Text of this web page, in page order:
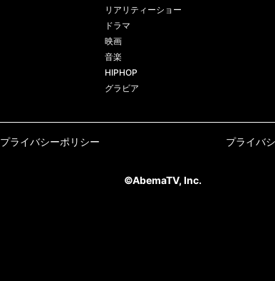
リアリティーショー
ドラマ
映画
音楽
HIPHOP
グラビア
プライバシーポリシー プライバ
©AbemaTV, Inc.